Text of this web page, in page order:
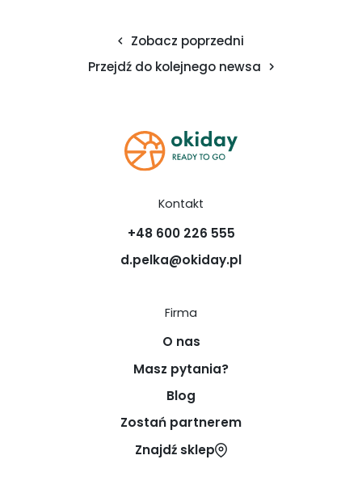
Zobacz poprzedni
Przejdź do kolejnego newsa
Kontakt
+48 600 226 555
d.pelka@okiday.pl
Firma
O nas
Masz pytania?
Blog
Zostań partnerem
Znajdź sklep